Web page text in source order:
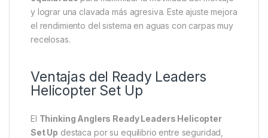
y lograr una clavada más agresiva. Este ajuste mejora
el rendimiento del sistema en aguas con carpas muy
recelosas.
Ventajas del Ready Leaders
Helicopter Set Up
El Thinking Anglers Ready Leaders Helicopter
Set Up destaca por su equilibrio entre seguridad,